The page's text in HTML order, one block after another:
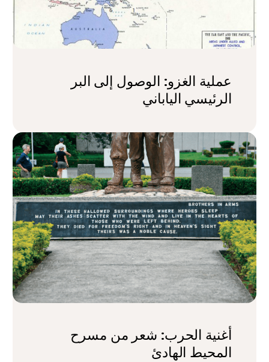
عملية الغزو: الوصول إلى البر
الرئيسي الياباني
أغنية الحرب: شعر من مسرح
المحيط الهادئ